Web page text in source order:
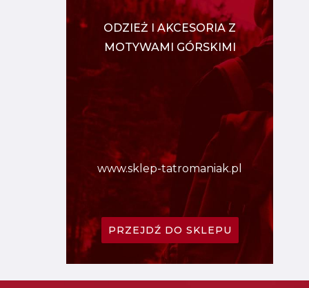
ODZIEŻ I AKCESORIA Z
MOTYWAMI GÓRSKIMI
www.sklep-tatromaniak.pl
PRZEJDŹ DO SKLEPU